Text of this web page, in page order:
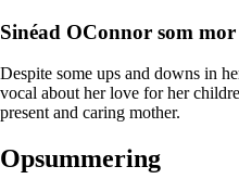
Sinéad OConnor som mor
Despite some ups and downs in
vocal about her love for her
present and caring mother.
Opsummering